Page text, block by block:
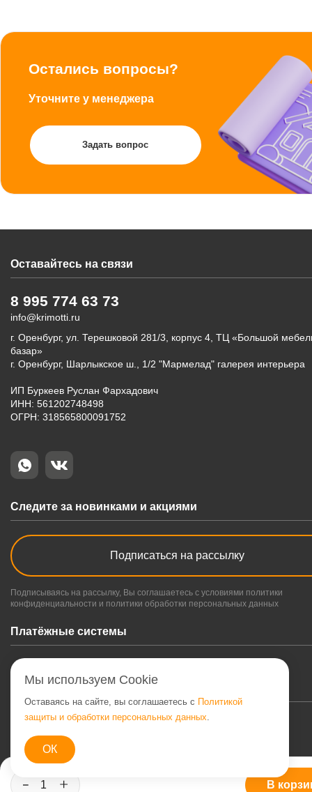
В
Остались вопросы?
Уточните у менеджера
Задать вопрос
Оставайтесь на связи
8 995 774 63 73
info@krimotti.ru
г. Оренбург, ул. Терешковой 281/3, корпус 4, ТЦ «Большой
базар»
г. Оренбург, Шарлыкское ш., 1/2 "Мармелад" галерея интерьера
ИП Буркеев Руслан Фархадович
ИНН: 561202748498
ОГРН: 318565800091752
Следите за новинками и акциями
Подписаться на рассылку
Подписываясь на рассылку, Вы соглашаетесь с условиями политики
конфиденциальности и политики обработки персональных данных
Платёжные системы
Политика конфиденциальности
Мы используем Cookie
Оставаясь на сайте, вы соглашаетесь с Политикой
защиты и обработки персональных данных.
ОК